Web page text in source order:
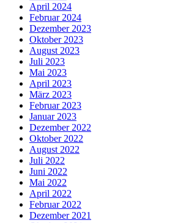
April 2024
Februar 2024
Dezember 2023
Oktober 2023
August 2023
Juli 2023
Mai 2023
April 2023
März 2023
Februar 2023
Januar 2023
Dezember 2022
Oktober 2022
August 2022
Juli 2022
Juni 2022
Mai 2022
April 2022
Februar 2022
Dezember 2021